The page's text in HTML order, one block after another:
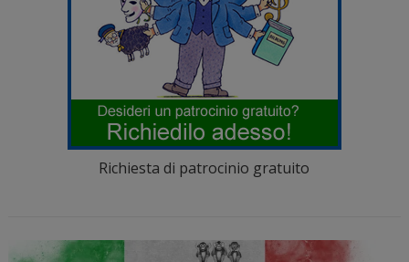
Richiesta di patrocinio gratuito